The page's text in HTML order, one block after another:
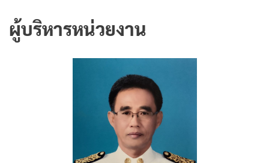
ผู้บริหารหน่วยงาน